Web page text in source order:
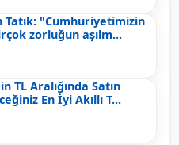
Tatık: "Cumhuriyetimizin
zorluğun aşılm...
TL Aralığında Satın
En İyi Akıllı T...